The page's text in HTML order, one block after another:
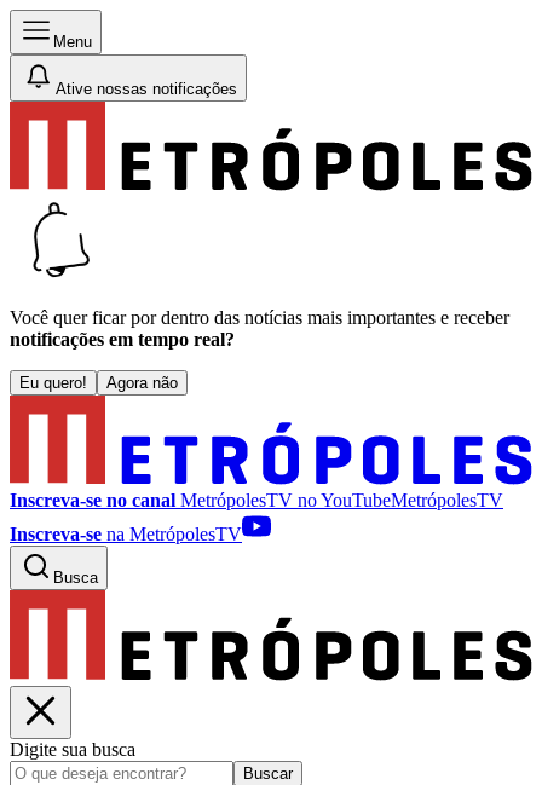
Menu
Ative nossas notificações
Você quer ficar por dentro das notícias mais importantes e receber
notificações em tempo real?
Eu quero! Agora não
Inscreva-se no canal MetrópolesTV noYouTubeMetrópolesTV
Inscreva-se na MetrópolesTV
Busca
Digite sua busca
Buscar